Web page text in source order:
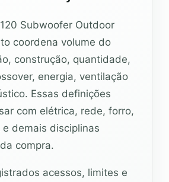
Subwoofer Outdoor
coordena volume do
construção, quantidade,
energia, ventilação
Essas definições
com elétrica, rede, forro,
demais disciplinas
compra.
acessos, limites e